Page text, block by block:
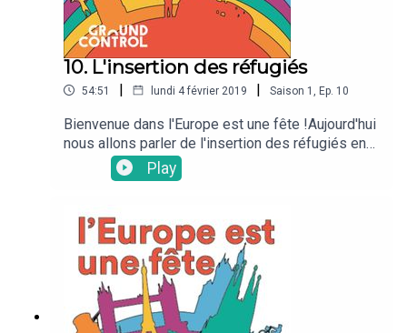
10. L'insertion des réfugiés
54:51 | lundi 4 février 2019 | Saison 1 Ep. 10
Bienvenue dans l'Europe est une fête !Aujourd'hui
nous allons parler de l'insertion des réfugiés en
Europe avec nos chroniqueurs préférés Sinead,
Ruta, Carla, Ruben et avec ce cher Casimir !
Play